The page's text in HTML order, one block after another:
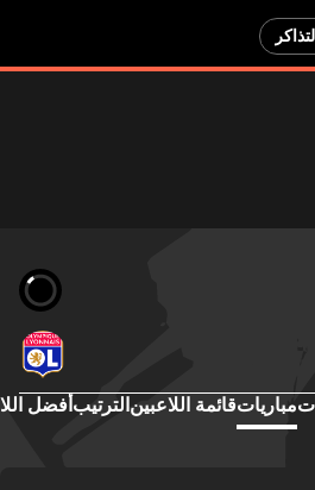
مبارياتقائمة اللاعبين الترتيب أفضل